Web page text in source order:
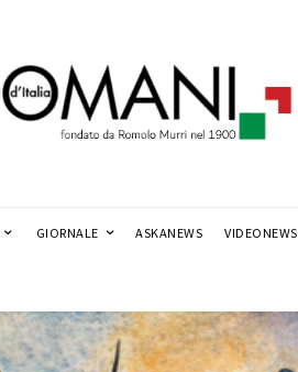
GIORNALE ASKANEWS VIDEONEWS